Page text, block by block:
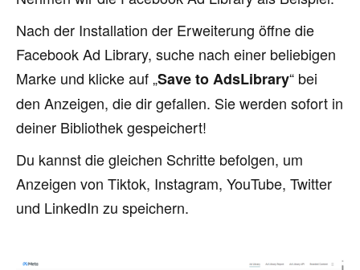
Nach der Installation der Erweiterung öffne die
Facebook Ad Library, suche nach einer beliebigen
Marke und klicke auf „Save to AdsLibrary“ bei
den Anzeigen, die dir gefallen. Sie werden sofort in
deiner Bibliothek gespeichert!
Du kannst die gleichen Schritte befolgen, um
Anzeigen von Tiktok, Instagram, YouTube, Twitter
und LinkedIn zu speichern.